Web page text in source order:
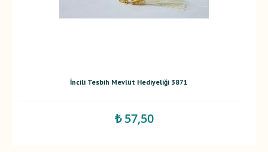
İncili Tesbih Mevlüt Hediyeliği 3871
₺ 57,50